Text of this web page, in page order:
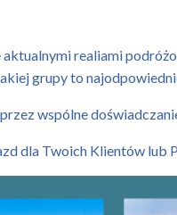
realiami
grupy to
wspólne
dla Twoich Klientów lub